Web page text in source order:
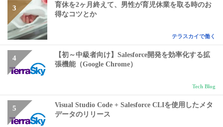
育休を2ヶ月終えて、男性が育児休業を取る時のお
得なコツとか
テラスカイで働く
【初～中級者向け】Salesforce開発を効率化する拡
張機能（Google Chrome）
Tech Blog
Visual Studio Code + Salesforce CLIを使用したメタ
データのリリース